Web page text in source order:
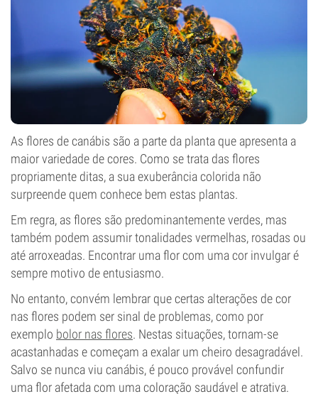
As flores de canábis são a parte da planta que apresenta a
maior variedade de cores. Como se trata das flores
propriamente ditas, a sua exuberância colorida não
surpreende quem conhece bem estas plantas.
Em regra, as flores são predominantemente verdes, mas
também podem assumir tonalidades vermelhas, rosadas ou
até arroxeadas. Encontrar uma flor com uma cor invulgar é
sempre motivo de entusiasmo.
No entanto, convém lembrar que certas alterações de cor
nas flores podem ser sinal de problemas, como por
exemplo bolor nas flores. Nestas situações, tornam-se
acastanhadas e começam a exalar um cheiro desagradável.
Salvo se nunca viu canábis, é pouco provável confundir
uma flor afetada com uma coloração saudável e atrativa.